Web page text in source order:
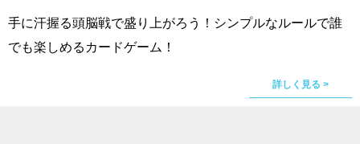
手に汗握る頭脳戦で盛り上がろう！シンプルなルールで誰
でも楽しめるカードゲーム！
詳しく見る >